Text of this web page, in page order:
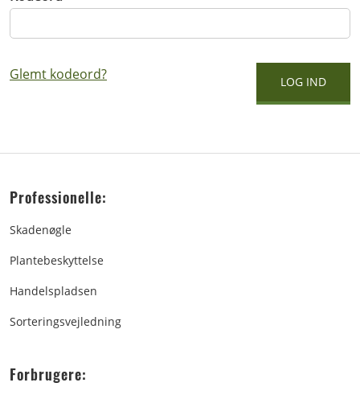
Glemt kodeord?
Professionelle:
Skadenøgle
Plantebeskyttelse
Handelspladsen
Sorteringsvejledning
Forbrugere: